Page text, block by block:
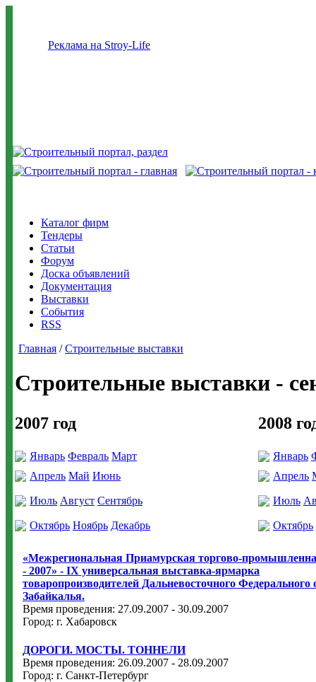
Реклама на Stroy-Life
Каталог фирм
Тендеры
Статьи
Форум
Доска объявлений
Документация
Выставки
События
RSS
Главная /Строительные выставки
Строительные выставки -
2007 год 2008
Январь Февраль Март
Апрель Май Июнь
Июль Август Сентябрь
Октябрь Ноябрь Декабрь
Январь
Апрель
Июль
Октябрь
«Межрегиональная Приамурская торгово-
- 2007» - IX универсальная выставка-ярмарка
товаропроизводителей Дальневосточного Федерального
Забайкалья.
Время проведения: 27.09.2007 - 30.09.2007
Город: г. Хабаровск
ДОРОГИ. МОСТЫ. ТОННЕЛИ
Время проведения: 26.09.2007 - 28.09.2007
Город: г. Санкт-Петербург